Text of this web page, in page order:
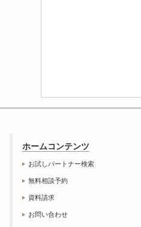
ホームコンテンツ
お試しパートナー検索
無料相談予約
資料請求
お問い合わせ